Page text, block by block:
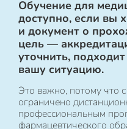
Обучение для
доступно, если вы
и документ о
цель —
уточнить,
вашу ситуацию.
Это важно, потому что
ограничено
профессиональным
фармацевтического